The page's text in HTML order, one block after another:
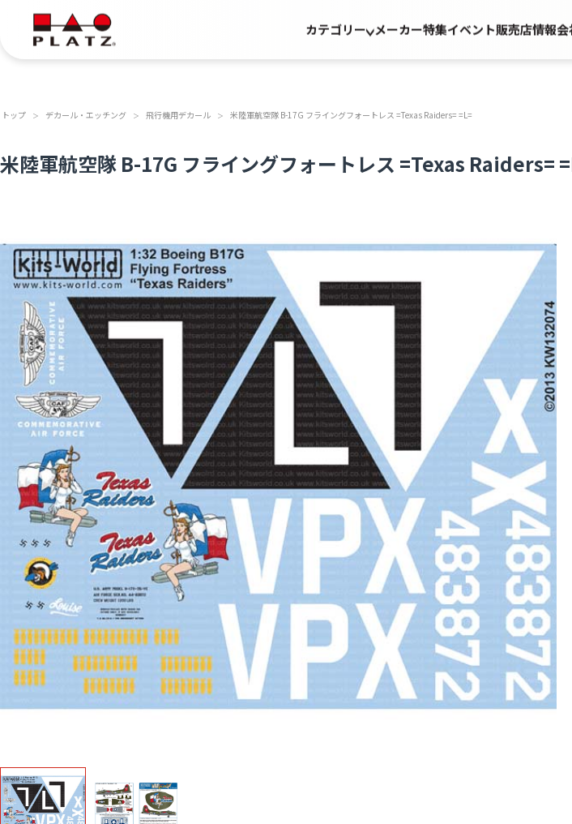
カテゴリー メーカー特集イベント販売店情報
トップ ＞ デカール・エッチング ＞ 飛行機用デカール ＞ 米陸軍航空隊 B-17G フライングフォートレス =Texas Raiders= =L=
米陸軍航空隊 B-17G フライングフォートレス =Texas Raiders=